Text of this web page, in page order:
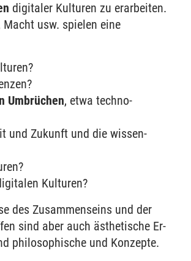
digitaler Kulturen zu er­arbeiten.
usw. spielen eine
Um­brüchen, etwa techno­
und Zukunft und die wissen­
Kulturen?
des Zusammen­seins und der
sind aber auch ästhetische Er­
philo­sophische und Konzepte.